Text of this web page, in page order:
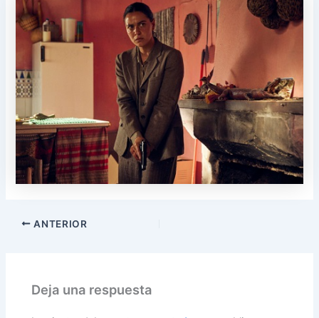
ANTERIOR
Deja una respuesta